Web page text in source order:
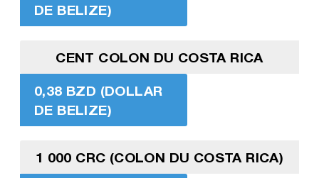
DE BELIZE)
CENT COLON DU COSTA RICA
0,38 BZD (DOLLAR
DE BELIZE)
1 000 CRC (COLON DU COSTA RICA)